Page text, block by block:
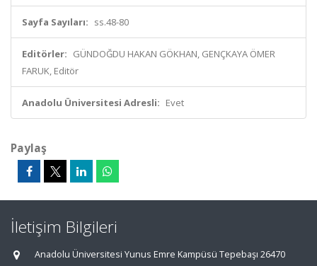
Sayfa Sayıları: ss.48-80
Editörler: GÜNDOĞDU HAKAN GÖKHAN, GENÇKAYA ÖMER
FARUK, Editör
Anadolu Üniversitesi Adresli: Evet
Paylaş
İletişim Bilgileri
Anadolu Üniversitesi Yunus Emre Kampüsü Tepebaşı 26470